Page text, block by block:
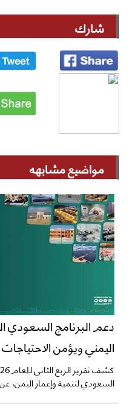
شارك
مواضيع مشابهه
دعم البرنامج السعودي
اليمني ويؤمن
السعودي لتنمية وإعمار اليمن،